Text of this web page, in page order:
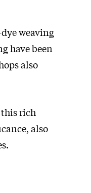
weaving
have been
also
rich
also